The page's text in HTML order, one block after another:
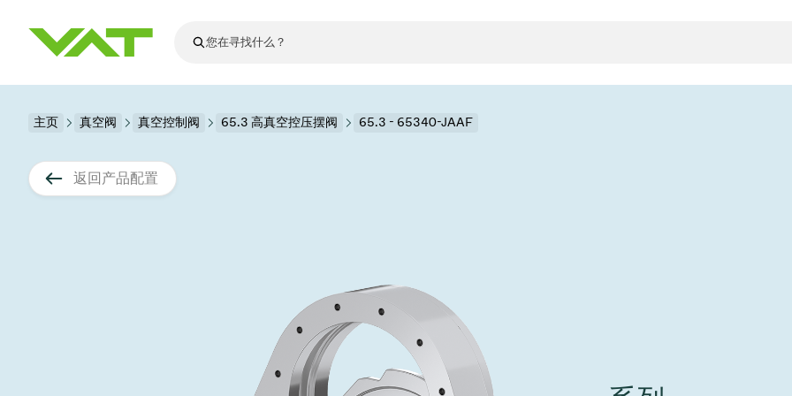
最新资讯 查看所有新闻
9月 2, 2026 活动新闻
精准创新、赋能未来 ⸺
VAT Media Release on
关于VAT
真空阀
VAT真空闸阀
VAT角阀、内联式或圆柱式真空阀
真空蝶阀
真空摆阀
真空模块
基质转移
半导体无尘系统
溅射
薄膜封装(CVD)
OLED蒸发
科学仪器和医学
涂层
行业
真空运输
电池生产
晶体生长
发电
半导体无尘系统
高能物理学
标准维修服务
固定价格翻新服务
VAT服务中心
Shares and debt
公司治理
General Meeting
Event calendar
主页 真空阀 真空控制阀 65.3 高真空控压摆阀 65.3 - 65340-JAAF
返回产品配置